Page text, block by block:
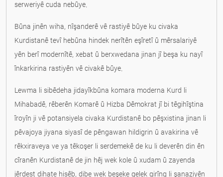
serweriyê cuda nebûye.
Bûna jinên wiha, nîşanderê vê rastiyê bûye ku civaka
Kurdistanê tevî hebûna hindek nerîtên eşîretî û mêrsalariyê
yên berî modernîtê, xebat û berxwedana jinan jî beşa ku nayî
înkarkirina rastiyên vê civakê bûye.
Lewma li sibêdeha jidayîkbûna komara moderna Kurd li
Mihabadê, rêberên Komarê û Hizba Dêmokrat jî bi têgihîştina
îroyîn ji vê potansiyela civaka Kurdistanê bo pêşxistina jinan li
pêvajoya jiyana siyasî de pêngawan hildigrin û avakirina vê
rêkxiraveya ve ya têkoşer li serdemekê de ku li deverên din ên
cîranên Kurdistanê de jin hêj wek kole û xudam û zayenda
jêrdest dihate hisêb, dibe wek beşeke gelek girîng li şanaziyên